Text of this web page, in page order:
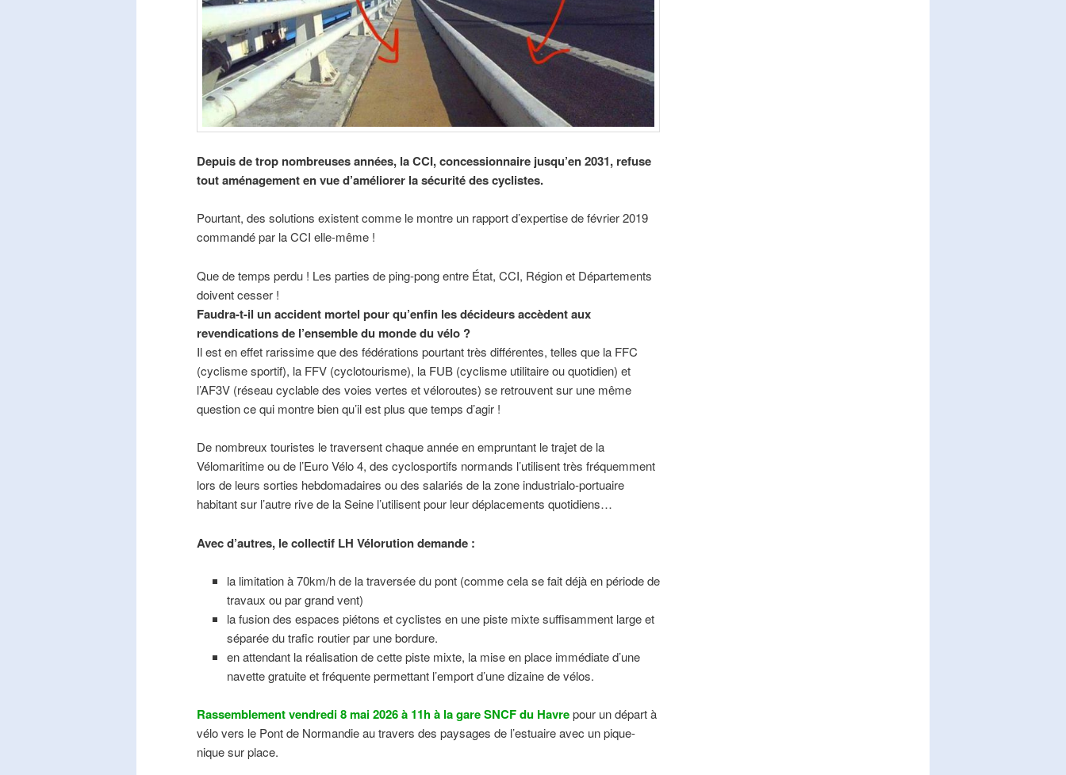
Depuis de trop nombreuses années, la CCI, concessionnaire jusqu’en 2031, refuse
tout aménagement en vue d’améliorer la sécurité des cyclistes.
Pourtant, des solutions existent comme le montre un rapport d’expertise de février 2019
commandé par la CCI elle-même !
Que de temps perdu ! Les parties de ping-pong entre État, CCI, Région et Départements
doivent cesser !
Faudra-t-il un accident mortel pour qu’enfin les décideurs accèdent aux
revendications de l’ensemble du monde du vélo ?
Il est en effet rarissime que des fédérations pourtant très différentes, telles que la FFC
(cyclisme sportif), la FFV (cyclotourisme), la FUB (cyclisme utilitaire ou quotidien) et
l’AF3V (réseau cyclable des voies vertes et véloroutes) se retrouvent sur une même
question ce qui montre bien qu’il est plus que temps d’agir !
De nombreux touristes le traversent chaque année en empruntant le trajet de la
Vélomaritime ou de l’Euro Vélo 4, des cyclosportifs normands l’utilisent très fréquemment
lors de leurs sorties hebdomadaires ou des salariés de la zone industrialo-portuaire
habitant sur l’autre rive de la Seine l’utilisent pour leur déplacements quotidiens…
Avec d’autres, le collectif LH Vélorution demande :
la limitation à 70km/h de la traversée du pont (comme cela se fait déjà en période de
travaux ou par grand vent)
la fusion des espaces piétons et cyclistes en une piste mixte suffisamment large et
séparée du trafic routier par une bordure.
en attendant la réalisation de cette piste mixte, la mise en place immédiate d’une
navette gratuite et fréquente permettant l’emport d’une dizaine de vélos.
Rassemblement vendredi 8 mai 2026 à 11h à la gare SNCF du Havrepour un départ à
vélo vers le Pont de Normandie au travers des paysages de l’estuaire avec un pique-
nique sur place.